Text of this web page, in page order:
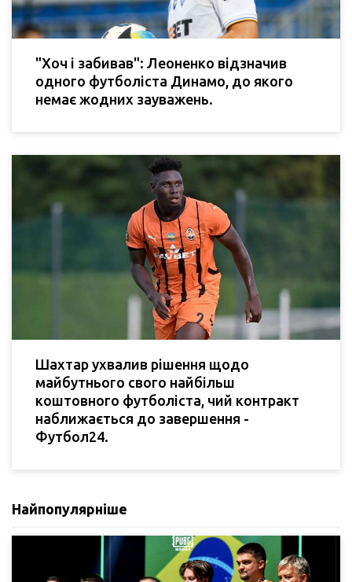
"Хоч і забивав": Леоненко відзначив
одного футболіста Динамо, до якого
немає жодних зауважень.
Шахтар ухвалив рішення щодо
майбутнього свого найбільш
коштовного футболіста, чий контракт
наближається до завершення -
Футбол24.
Найпопулярніше